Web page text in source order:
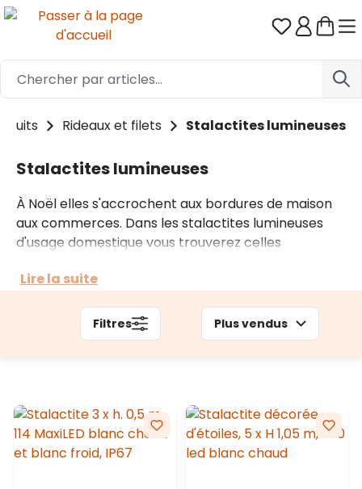
Passer au contenu principal Vous avez
Rideaux et filets Stalactites lumineuses
Stalactites lumineuses
À Noël elles s'accrochent aux bordures de maison
aux commerces. Dans les stalactites lumineuses
d'usage domestique vous trouverez celles
complexes, comme les déco de rue et grands
de la couleur de la lumière, l'effet lumineux et la
longueur nécessaire.
Lire la suite
Filtres Plus vendus